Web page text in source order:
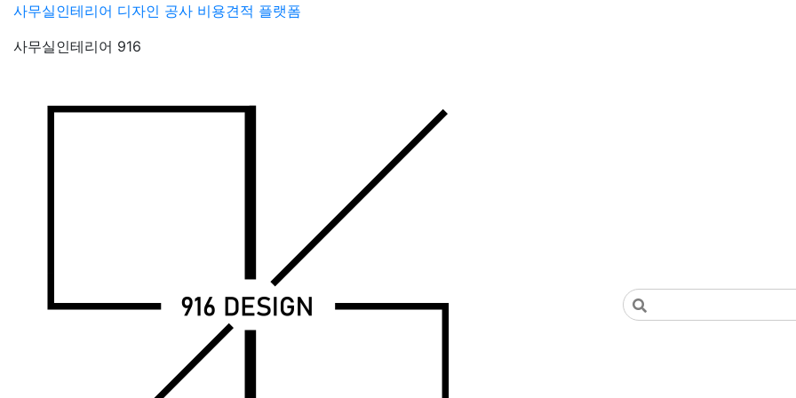
Skip
content
사무실인테리어 디자인 공사 비용견적 플랫폼
사무실인테리어 916